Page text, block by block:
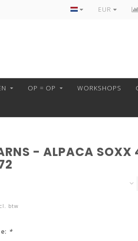
VEILIG BETALEN MET
EUR
OP = OP WORKSHOPS
- ALPACA SOXX
btw
*